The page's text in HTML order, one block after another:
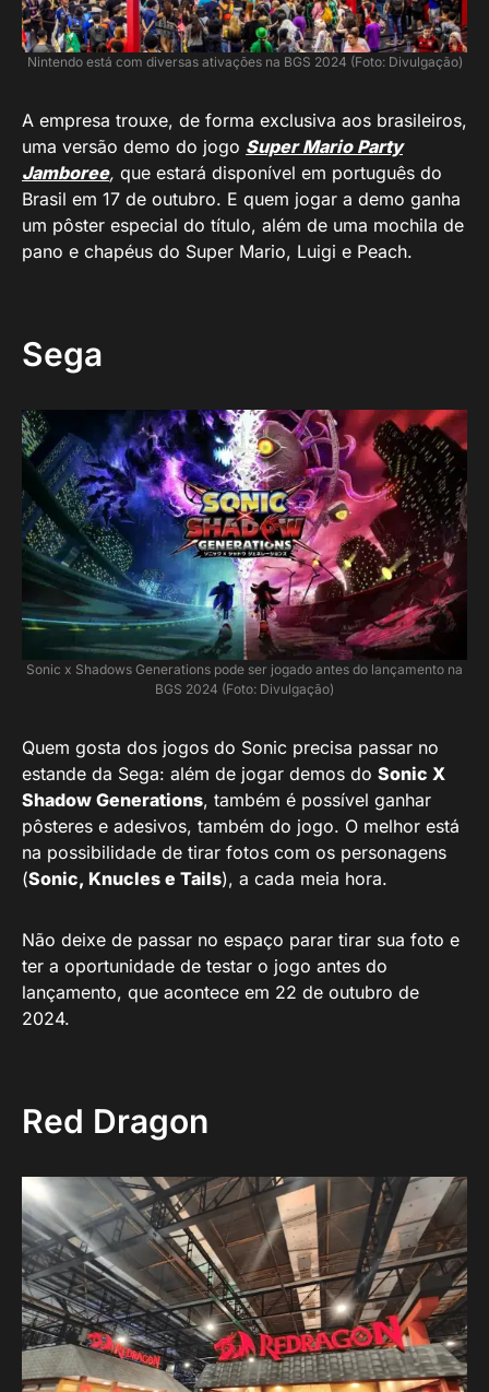
Nintendo está com diversas ativações na BGS 2024 (Foto: Divulgação)
A empresa trouxe, de forma exclusiva aos brasileiros,
uma versão demo do jogo Super Mario Party
Jamboree, que estará disponível em português do
Brasil em 17 de outubro. E quem jogar a demo ganha
um pôster especial do título, além de uma mochila de
pano e chapéus do Super Mario, Luigi e Peach.
Sega
Sonic x Shadows Generations pode ser jogado antes do lançamento na
BGS 2024 (Foto: Divulgação)
Quem gosta dos jogos do Sonic precisa passar no
estande da Sega: além de jogar demos do Sonic X
Shadow Generations, também é possível ganhar
pôsteres e adesivos, também do jogo. O melhor está
na possibilidade de tirar fotos com os personagens
(Sonic, Knucles e Tails), a cada meia hora.
Não deixe de passar no espaço parar tirar sua foto e
ter a oportunidade de testar o jogo antes do
lançamento, que acontece em 22 de outubro de
2024.
Red Dragon